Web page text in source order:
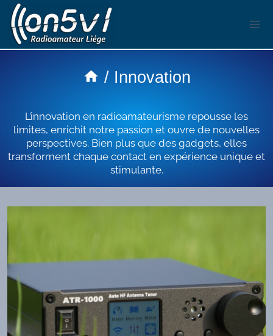
Aller
au
contenu
/ Innovation
L’innovation en radioamateurisme repousse les
limites, enrichit notre passion et ouvre de nouvelles
perspectives. Bien plus que des gadgets, elles
transforment chaque contact en expérience unique et
stimulante.